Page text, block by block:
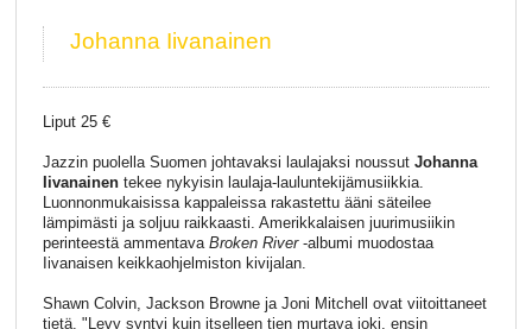
Johanna Iivanainen
Liput 25 €
Jazzin puolella Suomen johtavaksi laulajaksi noussut Johanna
Iivanainentekee nykyisin laulaja-lauluntekijämusiikkia.
Luonnonmukaisissa kappaleissa rakastettu ääni säteilee
lämpimästi ja soljuu raikkaasti. Amerikkalaisen juurimusiikin
perinteestä ammentava Broken River-albumi muodostaa
Iivanaisen keikkaohjelmiston kivijalan.
Shawn Colvin, Jackson Browne ja Joni Mitchell ovat viitoittaneet
tietä. "Levy syntyi kuin itselleen tien murtava joki, ensin